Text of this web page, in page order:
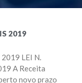
2019
2019 LEI N.
A Receita
novo prazo